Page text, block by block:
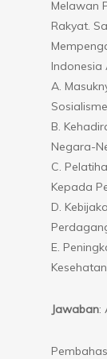
Melawan
Rakyat.
Indonesia
A.
B.
Negara-
C.
Kepada
D.
E.
Jawaban: